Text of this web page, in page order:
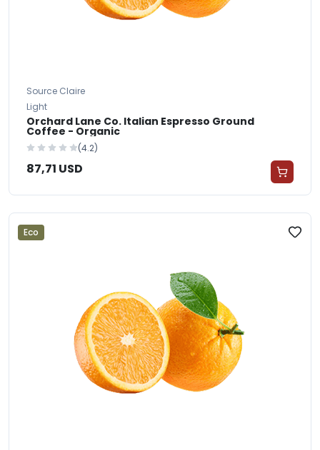
Source Claire
Light
Orchard Lane Co. Italian Espresso Ground
Coffee - Organic
(4.2)
87,71 USD
Eco